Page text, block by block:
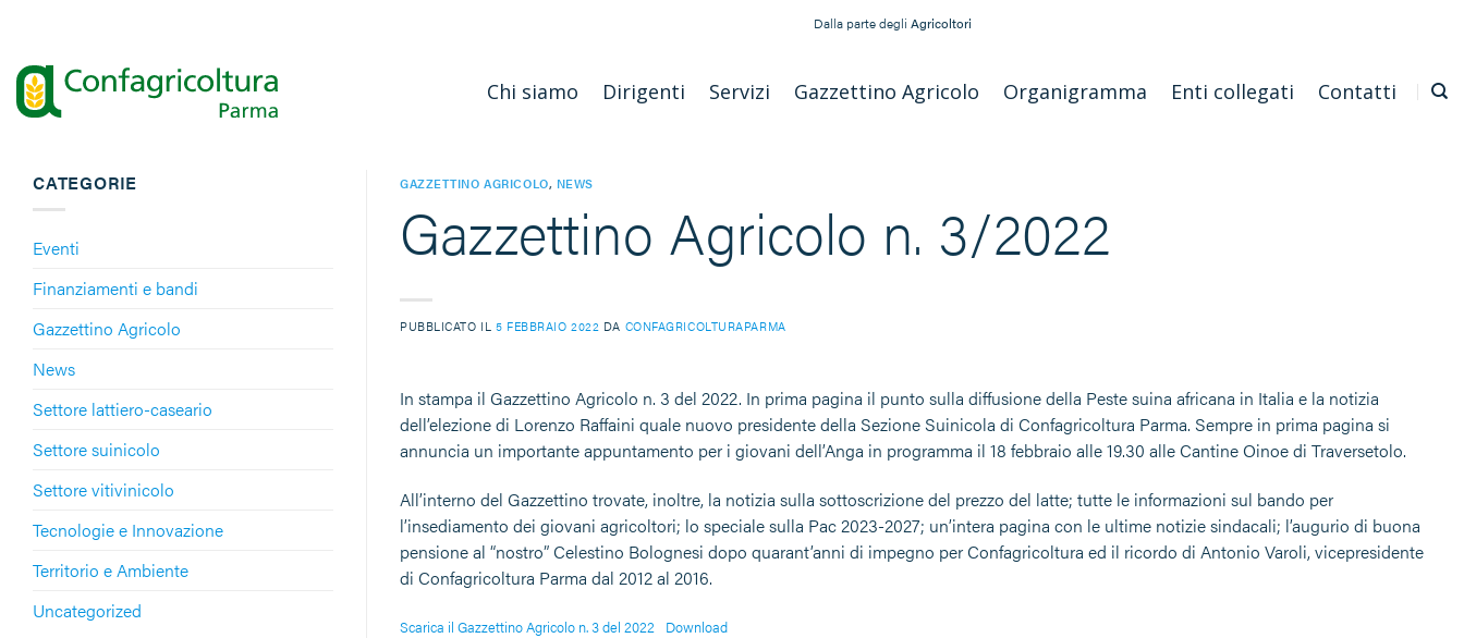
contenuti
Dalla parte degli Agricoltori
Chi siamo Dirigenti Servizi Gazzettino Agricolo Organigramma Enti collegati Contatti
CATEGORIE
Eventi
Finanziamenti e bandi
Gazzettino Agricolo
News
Settore lattiero-caseario
Settore suinicolo
Settore vitivinicolo
Tecnologie e Innovazione
Territorio e Ambiente
Uncategorized
GAZZETTINO AGRICOLO, NEWS
Gazzettino Agricolo n. 3/2022
PUBBLICATO IL 5 FEBBRAIO 2022 DA CONFAGRICOLTURAPARMA
In stampa il Gazzettino Agricolo n. 3 del 2022. In prima pagina il punto sulla diffusione della Peste suina africana in Italia e la notizia
dell’elezione di Lorenzo Raffaini quale nuovo presidente della Sezione Suinicola di Confagricoltura Parma. Sempre in prima pagina si
annuncia un importante appuntamento per i giovani dell’Anga in programma il 18 febbraio alle 19.30 alle Cantine Oinoe di Traversetolo.
All’interno del Gazzettino trovate, inoltre, la notizia sulla sottoscrizione del prezzo del latte; tutte le informazioni sul bando per
l’insediamento dei giovani agricoltori; lo speciale sulla Pac 2023-2027; un’intera pagina con le ultime notizie sindacali; l’augurio di buona
pensione al “nostro” Celestino Bolognesi dopo quarant’anni di impegno per Confagricoltura ed il ricordo di Antonio Varoli, vicepresidente
di Confagricoltura Parma dal 2012 al 2016.
Scarica il Gazzettino Agricolo n. 3 del 2022 Download